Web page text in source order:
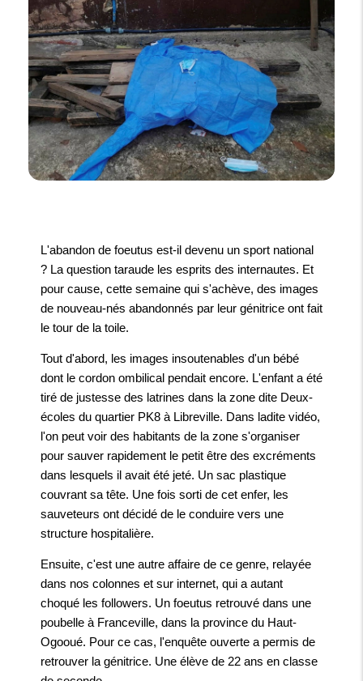
L'abandon de foeutus est-il devenu un sport national
? La question taraude les esprits des internautes. Et
pour cause, cette semaine qui s'achève, des images
de nouveau-nés abandonnés par leur génitrice ont fait
le tour de la toile.
Tout d'abord, les images insoutenables d'un bébé
dont le cordon ombilical pendait encore. L'enfant a été
tiré de justesse des latrines dans la zone dite Deux-
écoles du quartier PK8 à Libreville. Dans ladite vidéo,
l'on peut voir des habitants de la zone s'organiser
pour sauver rapidement le petit être des excréments
dans lesquels il avait été jeté. Un sac plastique
couvrant sa tête. Une fois sorti de cet enfer, les
sauveteurs ont décidé de le conduire vers une
structure hospitalière.
Ensuite, c'est une autre affaire de ce genre, relayée
dans nos colonnes et sur internet, qui a autant
choqué les followers. Un foeutus retrouvé dans une
poubelle à Franceville, dans la province du Haut-
Ogooué. Pour ce cas, l'enquête ouverte a permis de
retrouver la génitrice. Une élève de 22 ans en classe